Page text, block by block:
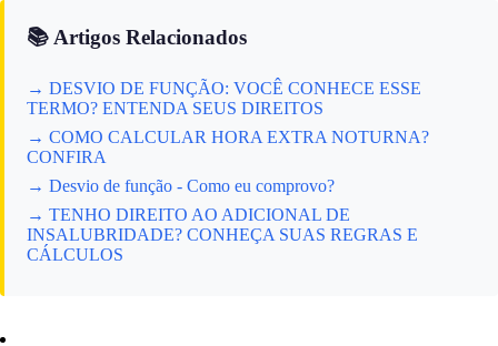
📚 Artigos Relacionados
→ DESVIO DE FUNÇÃO: VOCÊ CONHECE ESSE
TERMO? ENTENDA SEUS DIREITOS
→ COMO CALCULAR HORA EXTRA NOTURNA?
CONFIRA
→ Desvio de função - Como eu comprovo?
→ TENHO DIREITO AO ADICIONAL DE
INSALUBRIDADE? CONHEÇA SUAS REGRAS E
CÁLCULOS